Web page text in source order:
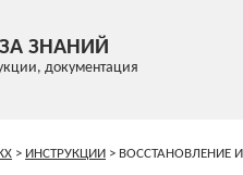
ЗНАНИЙ
документация
> ИНСТРУКЦИИ > ВОССТАНОВЛЕНИЕ